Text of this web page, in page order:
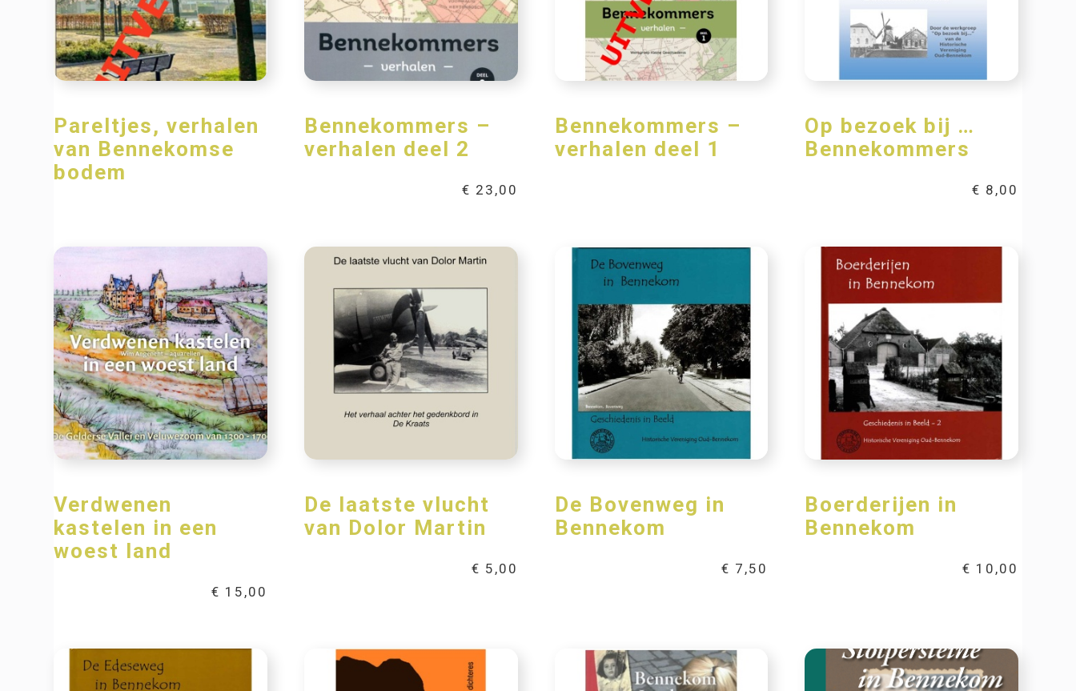
Pareltjes, verhalen
van Bennekomse
bodem
Bennekommers –
verhalen deel 2
€ 23,00
Bennekommers –
verhalen deel 1
Op bezoek bij …
Bennekommers
€ 8,00
Verdwenen
kastelen in een
woest land
€ 15,00
De laatste vlucht
van Dolor Martin
€ 5,00
De Bovenweg in
Bennekom
€ 7,50
Boerderijen in
Bennekom
€ 10,00